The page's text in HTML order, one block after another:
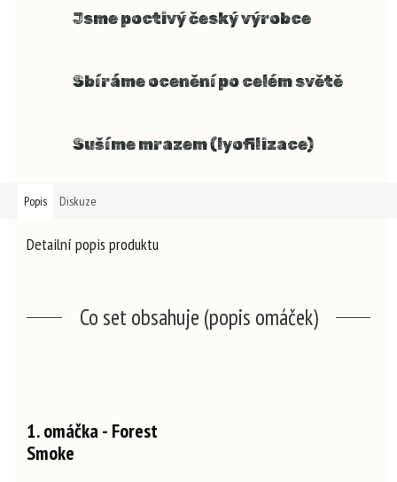
Jsme poctivý český výrobce
Sbíráme ocenění po celém světě
Sušíme mrazem (lyofilizace)
Popis Diskuze
Detailní popis produktu
Co set obsahuje (popis omáček)
1. omáčka - Forest
Smoke